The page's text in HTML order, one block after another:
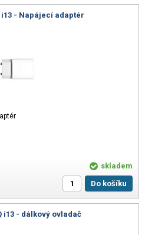
i13 - Napájecí adaptér
skladem
Do košíku
i13 - dálkový ovladač